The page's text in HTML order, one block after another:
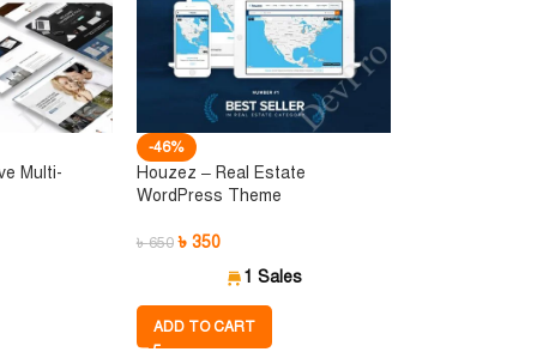
Multi-
-46%
Houzez – Real Estate
WordPress Theme
৳650 ৳ 350
1 Sales
ADD TO CART